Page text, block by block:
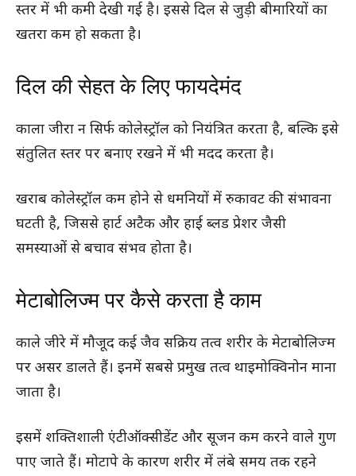
स्तर में भी कमी देखी गई है। इससे दिल से जुड़ी बीमारियों का
खतरा कम हो सकता है।
दिल की सेहत के लिए फायदेमंद
काला जीरा न सिर्फ कोलेस्ट्रॉल को नियंत्रित करता है, बल्कि इसे
संतुलित स्तर पर बनाए रखने में भी मदद करता है।
खराब कोलेस्ट्रॉल कम होने से धमनियों में रुकावट की संभावना
घटती है, जिससे हार्ट अटैक और हाई ब्लड प्रेशर जैसी
समस्याओं से बचाव संभव होता है।
मेटाबोलिज्म पर कैसे करता है काम
काले जीरे में मौजूद कई जैव सक्रिय तत्व शरीर के मेटाबोलिज्म
पर असर डालते हैं। इनमें सबसे प्रमुख तत्व थाइमोक्विनोन माना
जाता है।
इसमें शक्तिशाली एंटीऑक्सीडेंट और सूजन कम करने वाले गुण
पाए जाते हैं। मोटापे के कारण शरीर में लंबे समय तक रहने